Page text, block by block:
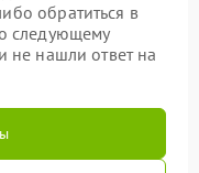
обратиться в
следующему
не нашли ответ на